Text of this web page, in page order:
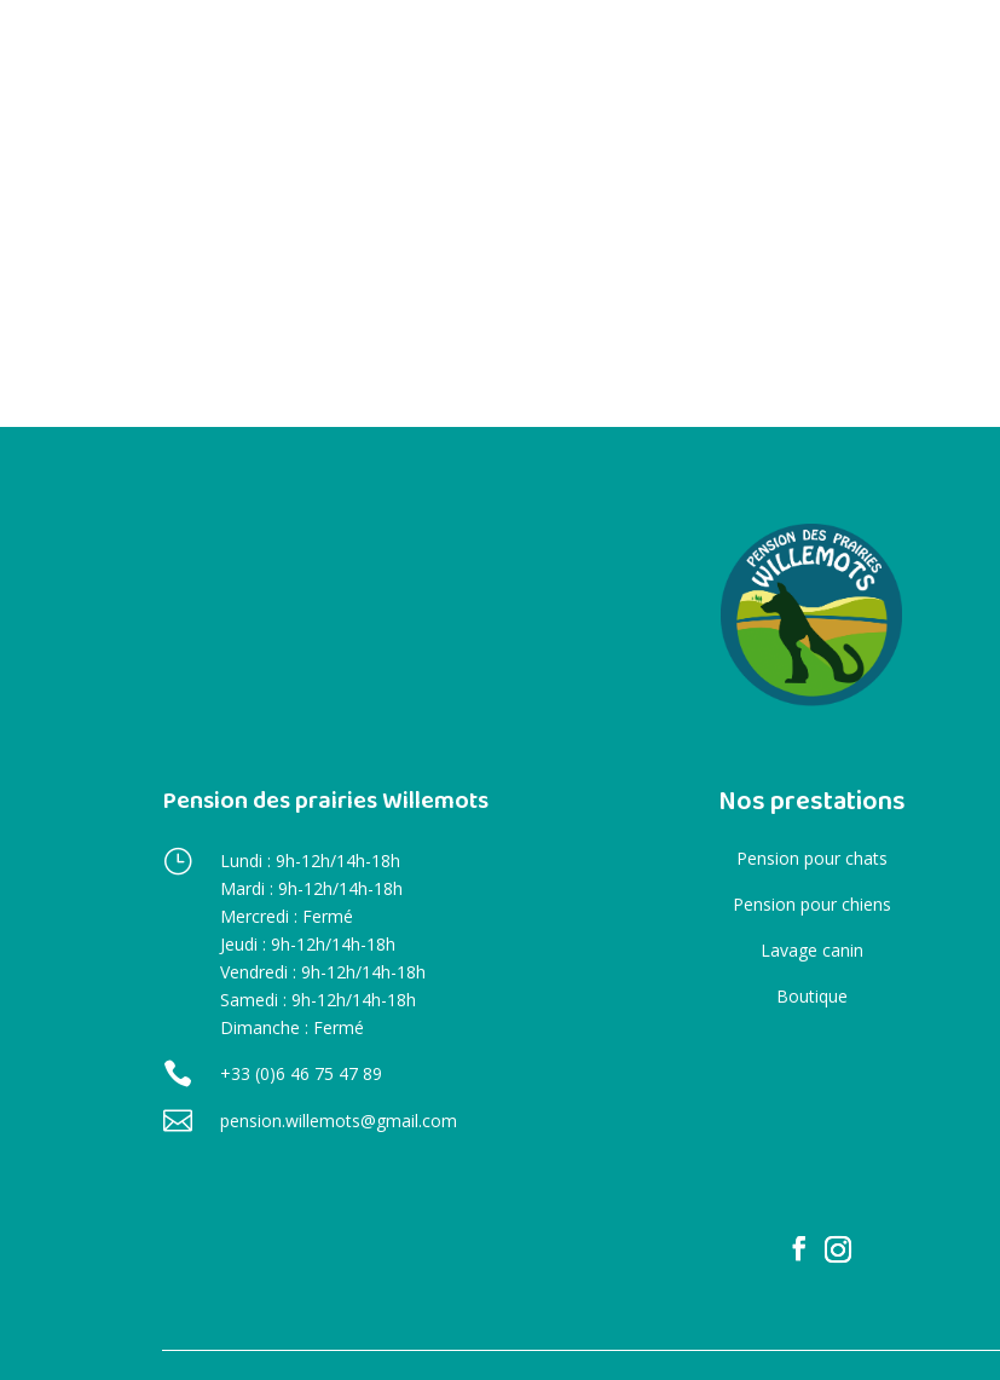
Pension des prairies Willemots
}
Lundi : 9h-12h/14h-18h
Mardi : 9h-12h/14h-18h
Mercredi : Fermé
Jeudi : 9h-12h/14h-18h
Vendredi : 9h-12h/14h-18h
Samedi : 9h-12h/14h-18h
Dimanche : Fermé
 +33 (0)6 46 75 47 89
 pension.willemots@gmail.com
Nos prestations
Pension pour chats
Pension pour chiens
Lavage canin
Boutique